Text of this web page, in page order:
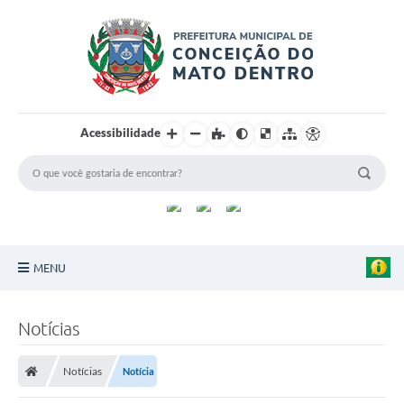
Acessibilidade
MENU
Turismo
Notícias
Notícias Notícia